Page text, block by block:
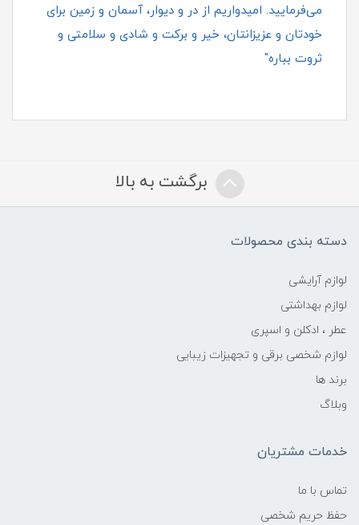
می‌فرمایید. امیدواریم از در و دیوار، آسمان و زمین برای
خودتان و عزیزانتان، خیر و برکت و شادی و سلامتی و
ثروت بباره"
برگشت به بالا
دسته بندی محصولات
لوازم آرایشی
لوازم بهداشتی
عطر ، ادکلن و اسپری
لوازم شخصی برقی و تجهیزات زیبایی
برند ها
وبلاگ
خدمات مشتریان
تماس با ما
حفظ حریم شخصی